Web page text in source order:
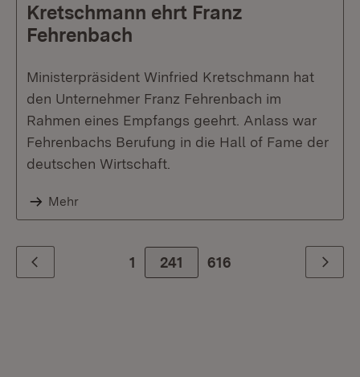
Kretschmann ehrt Franz
Fehrenbach
Ministerpräsident Winfried Kretschmann hat
den Unternehmer Franz Fehrenbach im
Rahmen eines Empfangs geehrt. Anlass war
Fehrenbachs Berufung in die Hall of Fame der
deutschen Wirtschaft.
Mehr
Zurück 1 241 Zur letzte Seite
616 Weiter